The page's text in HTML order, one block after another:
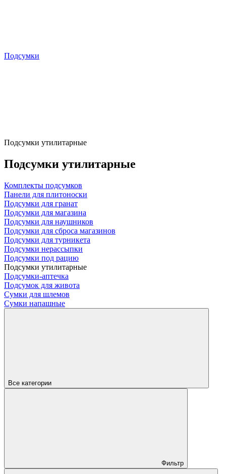
Подсумки
Подсумки утилитарные
Подсумки утилитарные
Комплекты подсумков
Панели для плитоноски
Подсумки для гранат
Подсумки для магазина
Подсумки для наушников
Подсумки для сброса магазинов
Подсумки для турникета
Подсумки нерассыпки
Подсумки под рацию
Подсумки утилитарные
Подсумки-аптечка
Подсумок для живота
Сумки для шлемов
Сумки напашные
Все категории
Фильтр